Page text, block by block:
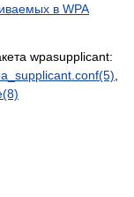
в WPA
wpasupplicant: